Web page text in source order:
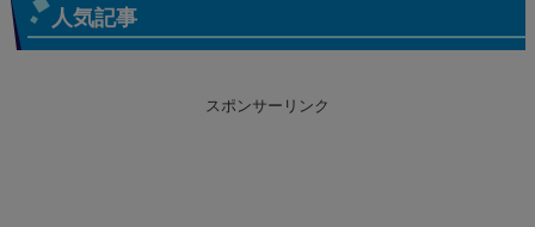
人気記事
スポンサーリンク